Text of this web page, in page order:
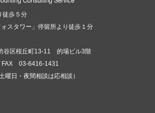
徒歩５分
スタワー」停留所より徒歩１分
区桜丘町13-11 的場ビル3階
03-6416-1431
日・夜間相談は応相談）